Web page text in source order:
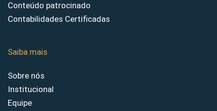
Conteúdo patrocinado
Contabilidades Certificadas
Saiba mais
Sobre nós
Institucional
Equipe